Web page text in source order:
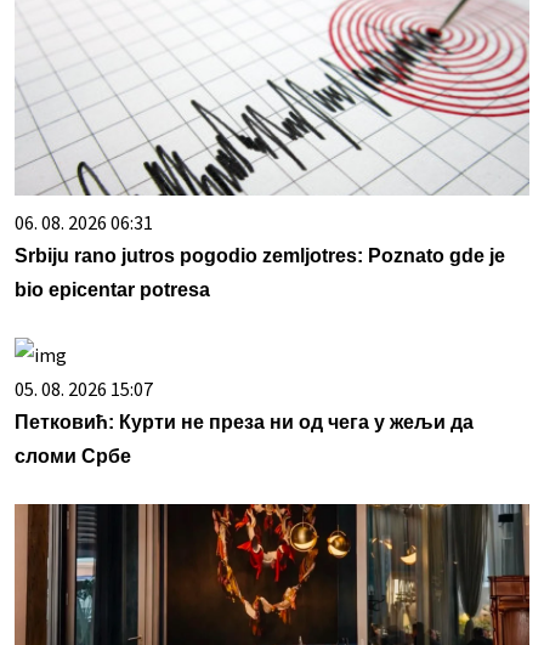
06. 08. 2026 06:31
Srbiju rano jutros pogodio zemljotres: Poznato gde je
bio epicentar potresa
05. 08. 2026 15:07
Петковић: Курти не преза ни од чега у жељи да
сломи Србе